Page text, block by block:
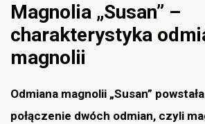
Magnolia „Susan” –
charakterystyka
magnolii
Odmiana magnolii „Susan”
połączenie dwóch odmian, czyli